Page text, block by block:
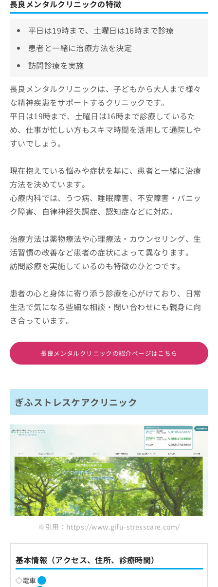
長良メンタルクリニックの特徴
平日は19時まで、土曜日は16時まで診療
患者と一緒に治療方法を決定
訪問診療を実施
長良メンタルクリニックは、子どもから大人まで様々
な精神疾患をサポートするクリニックです。
平日は19時まで、土曜日は16時まで診療しているた
め、仕事が忙しい方もスキマ時間を活用して通院しや
すいでしょう。
現在抱えている悩みや症状を基に、患者と一緒に治療
方法を決めています。
心療内科では、うつ病、睡眠障害、不安障害・パニッ
ク障害、自律神経失調症、認知症などに対応。
治療方法は薬物療法や心理療法・カウンセリング、生
活習慣の改善など患者の症状によって異なります。
訪問診療を実施しているのも特徴のひとつです。
患者の心と身体に寄り添う診療を心がけており、日常
生活で気になる些細な相談・問い合わせにも親身に向
き合っています。
長良メンタルクリニックの紹介ページはこちら
ぎふストレスケアクリニック
※引用：https://www.gifu-stresscare.com/
基本情報（アクセス、住所、診療時間）
◇電車